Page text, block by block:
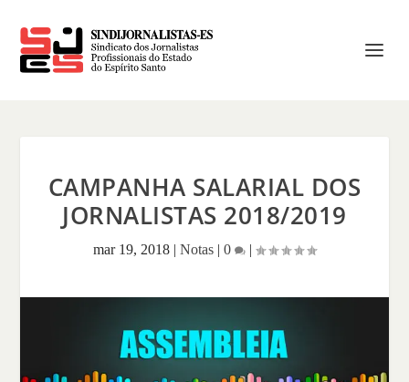
CAMPANHA SALARIAL DOS
JORNALISTAS 2018/2019
mar 19, 2018 | Notas | 0 |